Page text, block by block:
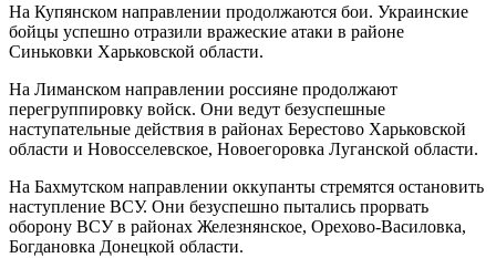
На Купянском направлении продолжаются бои. Украинские
бойцы успешно отразили вражеские атаки в районе
Синьковки Харьковской области.
На Лиманском направлении россияне продолжают
перегруппировку войск. Они ведут безуспешные
наступательные действия в районах Берестово Харьковской
области и Новосселевское, Новоегоровка Луганской области.
На Бахмутском направлении оккупанты стремятся остановить
наступление ВСУ. Они безуспешно пытались прорвать
оборону ВСУ в районах Железнянское, Орехово-Василовка,
Богдановка Донецкой области.